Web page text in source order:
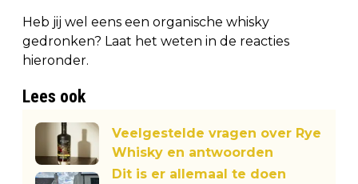
Heb jij wel eens een organische whisky
gedronken? Laat het weten in de reacties
hieronder.
Lees ook
Veelgestelde vragen over Rye
Whisky en antwoorden
Dit is er allemaal te doen